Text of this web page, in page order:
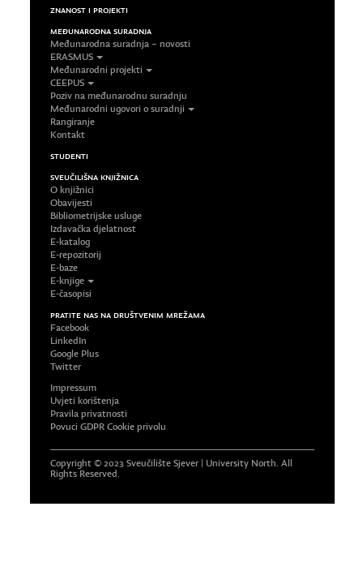
ZNANOST I PROJEKTI
MEĐUNARODNA SURADNJA
Međunarodna suradnja – novosti
ERASMUS
Međunarodni projekti
CEEPUS
Poziv na međunarodnu suradnju
Međunarodni ugovori o suradnji
Rangiranje
Kontakt
STUDENTI
SVEUČILIŠNA KNJIŽNICA
O knjižnici
Obavijesti
Bibliometrijske usluge
Izdavačka djelatnost
E-katalog
E-repozitorij
E-baze
E-knjige
E-časopisi
PRATITE NAS NA DRUŠTVENIM MREŽAMA
Facebook
LinkedIn
Google Plus
Twitter
Impressum
Uvjeti korištenja
Pravila privatnosti
Povuci GDPR Cookie privolu
Copyright © 2023 Sveučilište Sjever | University North. All
Rights Reserved.